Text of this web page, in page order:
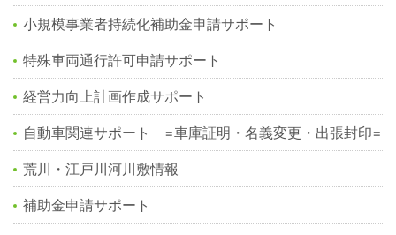
小規模事業者持続化補助金申請サポート
特殊車両通行許可申請サポート
経営力向上計画作成サポート
自動車関連サポート =車庫証明・名義変更・出張封印=
荒川・江戸川河川敷情報
補助金申請サポート